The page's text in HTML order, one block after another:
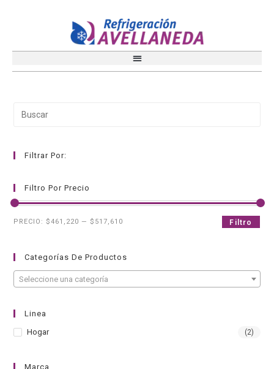
Filtrar Por:
Filtro Por Precio
Filtro
PRECIO:$461,220 —$517,610
Categorías De Productos
Seleccione una categoría
Linea
Hogar
(2)
Marca